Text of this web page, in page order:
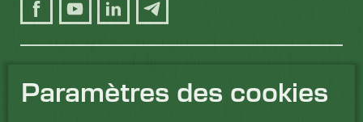
Paramètres des cookies